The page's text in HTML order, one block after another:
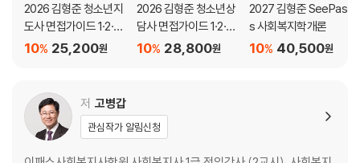
2020년
제1, 2회 정답 및 해설
2019년
제1회 정답 및 해설
제2회 정답 및 해설
2026 김형준 청소년지
도사 면접가이드 1·2·3
급
25,200원
10%
2026 김형준 청소년상
담사 면접가이드 1·2·3
급 사례질문 및 모범답
28,800원
10%
2027 김형준 SeePas
s 사회복지학개론
40,500원
10%
저 고병갑
관심작가 알림신청